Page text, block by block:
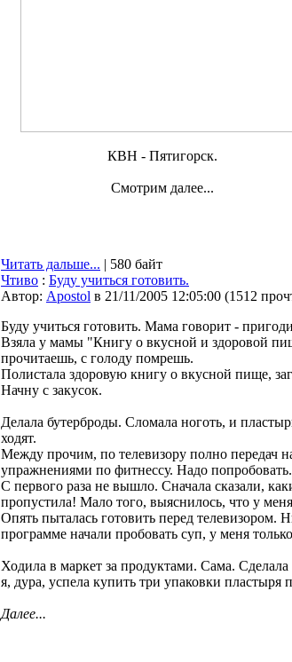
КВН - Пятигорск.
Смотрим далее...
Читать дальше... | 580 байт
Чтиво : Буду учиться готовить.
Автор: Apostol в 21/11/2005 12:05:00 (1512
Буду учиться готовить. Мама говорит -
Взяла у мамы "Книгу о вкусной и здоровой
прочитаешь, с голоду помрешь.
Полистала здоровую книгу о вкусной пище,
Начну с закусок.
Делала бутерброды. Сломала ноготь, и
ходят.
Между прочим, по телевизору полно передач
упражнениями по фитнессу. Надо попробовать.
С первого раза не вышло. Сначала сказали,
пропустила! Мало того, выяснилось, что у
Опять пыталась готовить перед
программе начали пробовать суп, у меня
Ходила в маркет за продуктами. Сама. Сделала
я, дура, успела купить три упаковки пластыря
Далее...